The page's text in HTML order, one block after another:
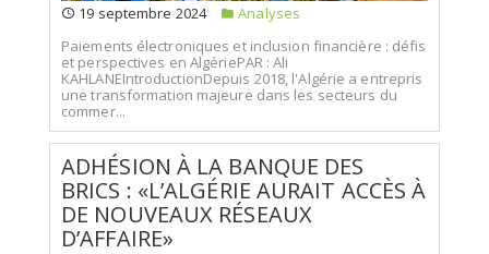
19 septembre 2024
Analyses
Paiements électroniques et inclusion financière : défis
et perspectives en AlgériePAR : Ali
KAHLANEIntroductionDepuis 2018, l'Algérie a entrepris
une transformation majeure dans les secteurs du
commer...
ADHÉSION À LA BANQUE DES
BRICS : «L’ALGÉRIE AURAIT ACCÈS À
DE NOUVEAUX RÉSEAUX
D’AFFAIRE»